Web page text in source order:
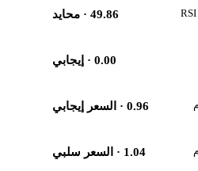
49.86· محايد
0.00· إيجابي
0.96· السعر إيجابي
1.04· السعر سلبي